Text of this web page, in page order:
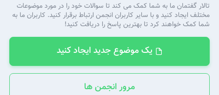
تالار گفتمان ما به شما کمک می کند تا سوالات خود را در مورد موضوعات
مختلف ایجاد کنید و با سایر کاربران انجمن ارتباط برقرار کنید. کاربران ما به
شما کمک خواهند کرد تا بهترین پاسخ را دریافت کنید!
یک موضوع جدید ایجاد کنید
مرور انجمن ها